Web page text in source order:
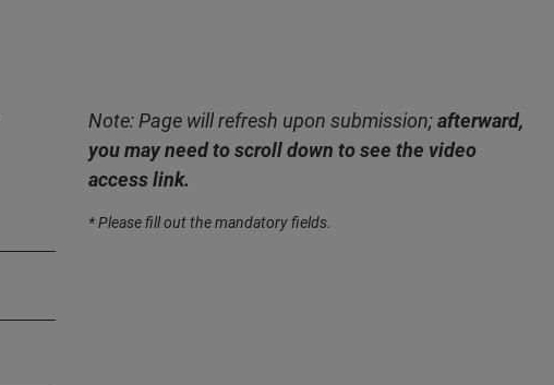
Note: Page will refresh upon submission;afterward,
you may need to scroll down to see the video
access link.
* Please fill out the mandatory fields.